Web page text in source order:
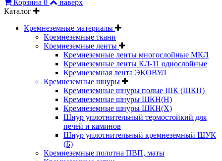
Корзина 0
наверх
Каталог
Кремнеземные материалы
Кремнеземные ткани
Кремнеземные ленты
Кремнеземные ленты многослойные МКЛ
Кремнеземные ленты КЛ-11 однослойные
Кремнеземная лента ЭКОВУЛ
Кремнеземные шнуры
Кремнеземные шнуры полые ШК (ШКП)
Кремнеземные шнуры ШКН(Н)
Кремнеземные шнуры ШКН(Х)
Шнур уплотнительный термостойкий для
печей и каминов
Шнур уплотнительный кремнеземный ШУК
(Б)
Кремнеземные полотна ПВП, маты